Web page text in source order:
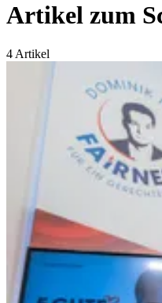
Artikel zum
4 Artikel